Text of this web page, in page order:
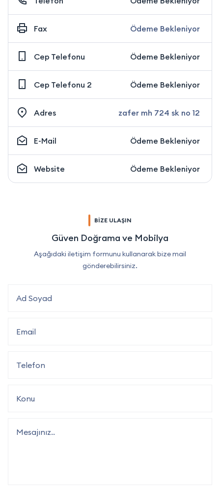
Fax Ödeme Bekleniyor
Cep Telefonu Ödeme Bekleniyor
Cep Telefonu 2 Ödeme Bekleniyor
Adres zafer mh 724 sk no 12
E-Mail Ödeme Bekleniyor
Website Ödeme Bekleniyor
BİZE ULAŞIN
Güven Doğrama ve Mobilya
Aşağıdaki iletişim formunu kullanarak bize mail
gönderebilirsiniz.